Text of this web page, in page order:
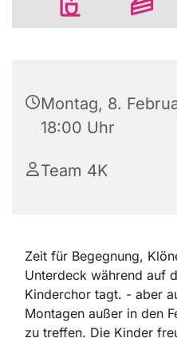
Montag, 8.
18:00 Uhr
Team 4K
Zeit für Begegnung,
Unterdeck während auf
Kinderchor tagt. - aber
Montagen außer in den
zu treffen. Die Kinder